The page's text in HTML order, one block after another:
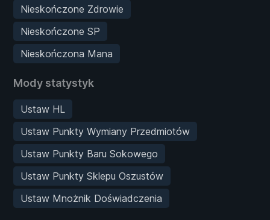
Nieskończone Zdrowie
Nieskończone SP
Nieskończona Mana
Mody statystyk
Ustaw HL
Ustaw Punkty Wymiany Przedmiotów
Ustaw Punkty Baru Sokowego
Ustaw Punkty Sklepu Oszustów
Ustaw Mnożnik Doświadczenia